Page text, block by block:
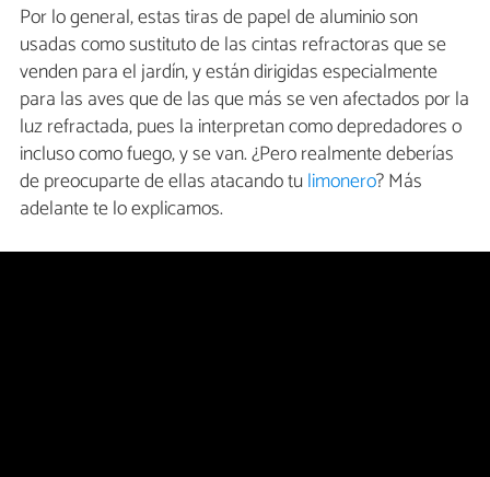
Por lo general, estas tiras de papel de aluminio son
usadas como sustituto de las cintas refractoras que se
venden para el jardín, y están dirigidas especialmente
para las aves que de las que más se ven afectados por la
luz refractada, pues la interpretan como depredadores o
incluso como fuego, y se van. ¿Pero realmente deberías
de preocuparte de ellas atacando tulimonero? Más
adelante te lo explicamos.